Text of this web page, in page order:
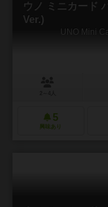
ウノ ミニカード
Ver.)
UNO Mini
5
興味あり